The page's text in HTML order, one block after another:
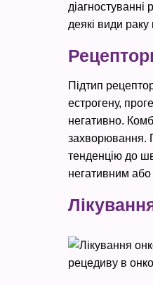
діагностуванні
деякі види
Підтип
естрогену,
негативно.
захворювання.
тенденцію до
негативним